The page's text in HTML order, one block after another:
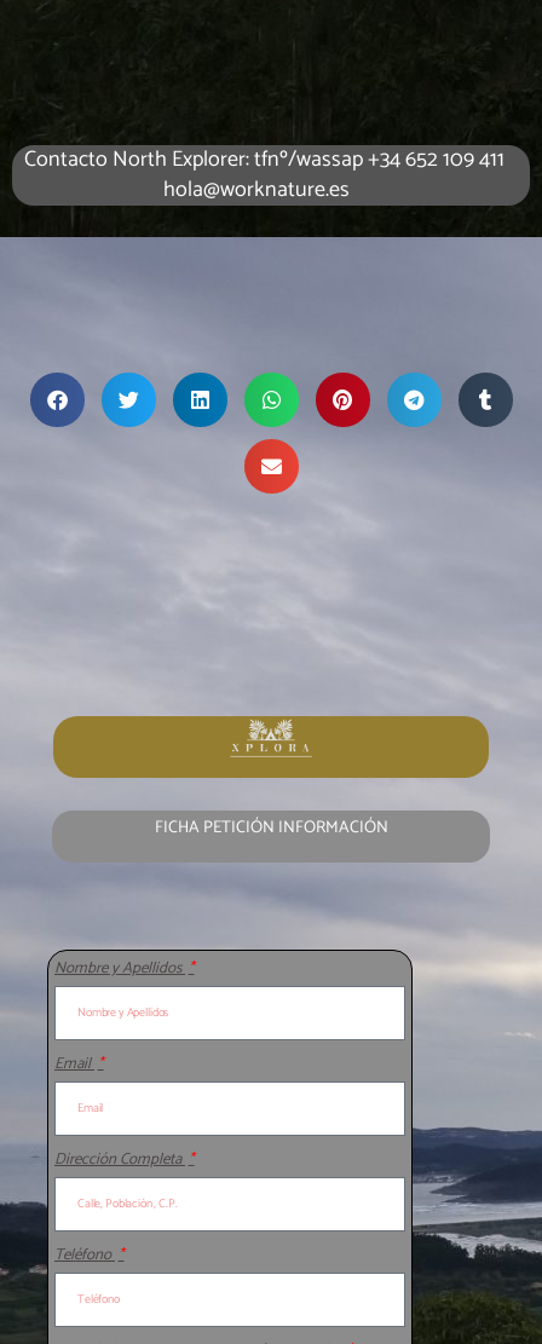
Contacto North Explorer: tfnº/wassap +34 652 109 411
hola@worknature.es
FICHA PETICIÓN INFORMACIÓN
Nombre y Apellidos
Email
Dirección Completa
Teléfono